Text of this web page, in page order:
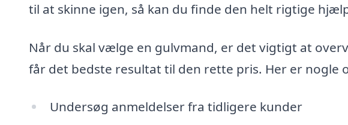
til at skinne igen, så kan du finde den helt rigtige
Når du skal vælge en gulvmand, er det vigtigt at
får det bedste resultat til den rette pris. Her er nogle
Undersøg anmeldelser fra tidligere kunder